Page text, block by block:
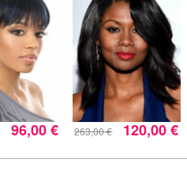
96,00 € 263,00 € 120,00 €